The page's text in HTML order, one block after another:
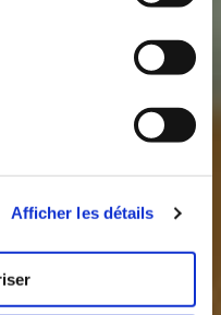
Afficher les détails